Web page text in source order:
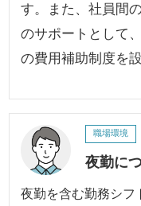
す。また、社員間
のサポートとして
の費用補助制度を
夜勤に
職場環境
夜勤を含む勤務シフ